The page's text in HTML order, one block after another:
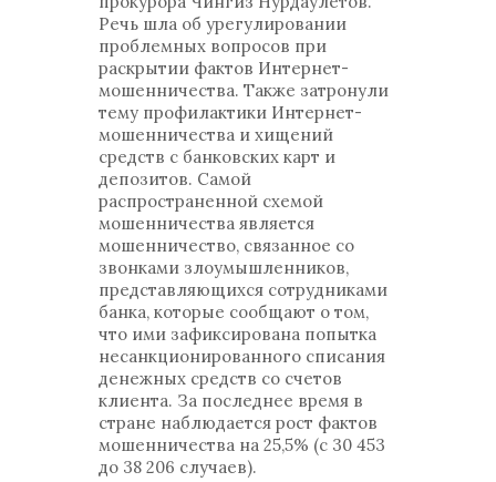
Речь шла об урегулировании
проблемных вопросов при
раскрытии фактов Интернет-
мошенничества. Также затронули
тему профилактики Интернет-
мошенничества и хищений
средств с банковских карт и
депозитов. Самой
распространенной схемой
мошенничества является
мошенничество, связанное со
звонками злоумышленников,
представляющихся сотрудниками
банка, которые сообщают о том,
что ими зафиксирована попытка
несанкционированного списания
денежных средств со счетов
клиента. За последнее время в
стране наблюдается рост фактов
мошенничества на 25,5% (с 30 453
до 38 206 случаев).